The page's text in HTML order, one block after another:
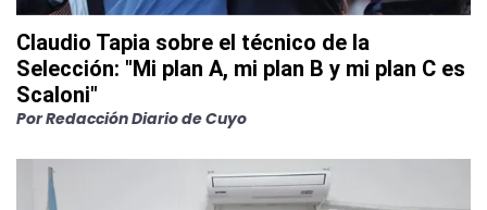
Claudio Tapia sobre el técnico de la
Selección: "Mi plan A, mi plan B y mi plan C es
Scaloni"
PorRedacción Diario de Cuyo